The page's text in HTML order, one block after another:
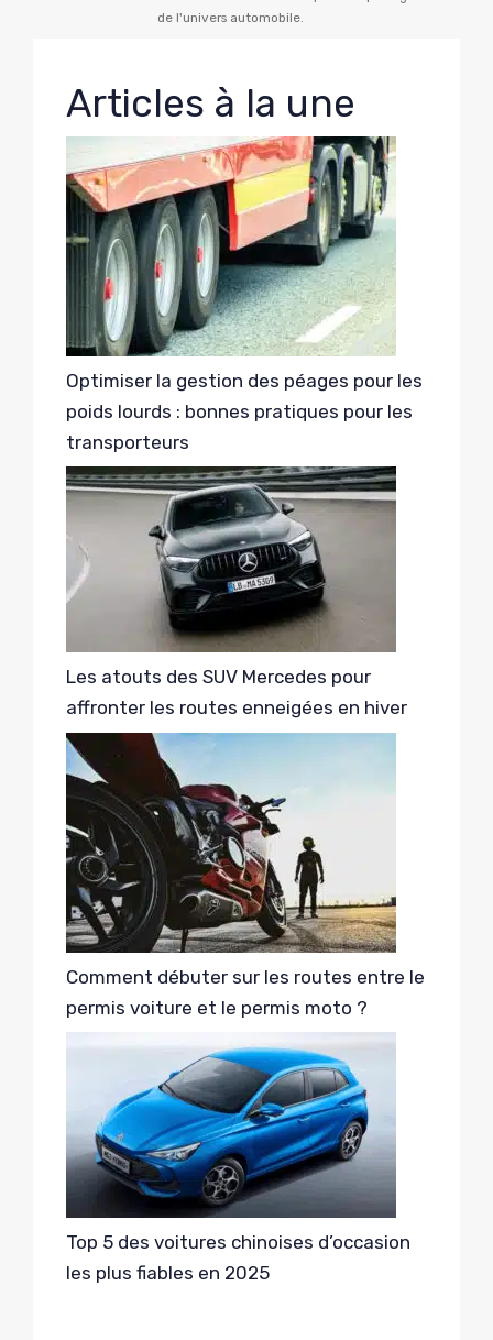
de l'univers automobile.
Articles à la une
Optimiser la gestion des péages pour les
poids lourds : bonnes pratiques pour les
transporteurs
Les atouts des SUV Mercedes pour
affronter les routes enneigées en hiver
Comment débuter sur les routes entre le
permis voiture et le permis moto ?
Top 5 des voitures chinoises d’occasion
les plus fiables en 2025